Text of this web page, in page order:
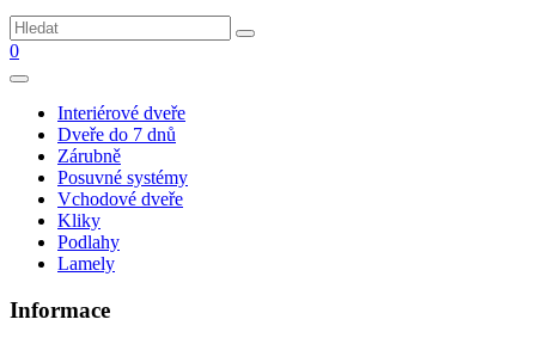
0
Interiérové dveře
Dveře do 7 dnů
Zárubně
Posuvné systémy
Vchodové dveře
Kliky
Podlahy
Lamely
Informace